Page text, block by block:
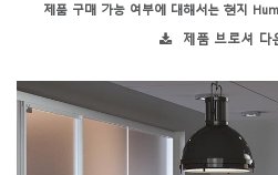
제품 구매 가능 여부에 대해서는 현지
제품 브로셔 다